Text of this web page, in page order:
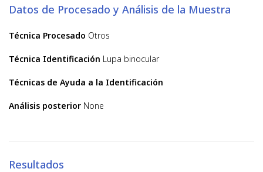
Datos de Procesado y Análisis de la Muestra
Técnica Procesado Otros
Técnica Identificación Lupa binocular
Técnicas de Ayuda a la Identificación
Análisis posterior None
Resultados